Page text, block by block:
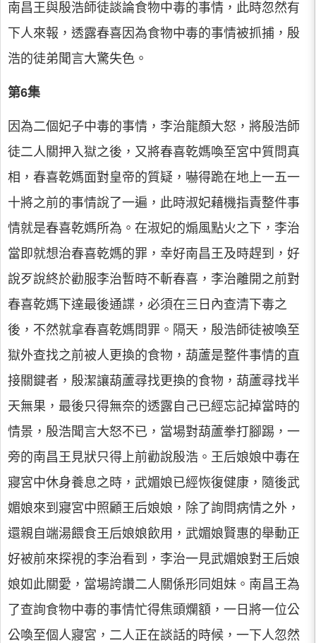
南昌王與殷浩師徒談論食物中毒的事情，此時忽然有
下人來報，透露春喜因為食物中毒的事情被抓捕，殷
浩的徒弟聞言大驚失色。
第6集
因為二個妃子中毒的事情，李治龍顏大怒，將殷浩師
徒二人關押入獄之後，又將春喜乾媽喚至宮中質問真
相，春喜乾媽面對皇帝的質疑，嚇得跪在地上一五一
十將之前的事情說了一遍，此時淑妃藉機指責整件事
情就是春喜乾媽所為。在淑妃的煽風點火之下，李治
當即就想治春喜乾媽的罪，幸好南昌王及時趕到，好
說歹說終於勸服李治暫時不斬春喜，李治離開之前對
春喜乾媽下達最後通諜，必須在三日內查清下毒之
後，不然就拿春喜乾媽問罪。隔天，殷浩師徒被喚至
獄外查找之前被人更換的食物，葫蘆是整件事情的直
接關鍵者，殷潔讓葫蘆尋找更換的食物，葫蘆尋找半
天無果，最後只得無奈的透露自己已經忘記掉當時的
情景，殷浩聞言大怒不已，當場對葫蘆拳打腳踢，一
旁的南昌王見狀只得上前勸說殷浩。王后娘娘中毒在
寢宮中休身養息之時，武媚娘已經恢復健康，隨後武
媚娘來到寢宮中照顧王后娘娘，除了詢問病情之外，
還親自端湯餵食王后娘娘飲用，武媚娘賢惠的舉動正
好被前來探視的李治看到，李治一見武媚娘對王后娘
娘如此關愛，當場誇讚二人關係形同姐妹。南昌王為
了查詢食物中毒的事情忙得焦頭爛額，一日將一位公
公喚至個人寢宮，二人正在談話的時候，一下人忽然